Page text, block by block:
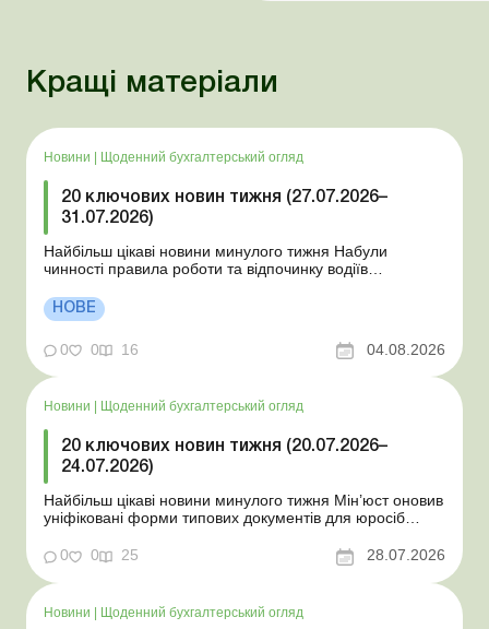
Кращі матеріали
Новини Щоденний бухгалтерський огляд
20 ключових новин тижня (27.07.2026–
31.07.2026)
Найбільш цікаві новини минулого тижня Набули
чинності правила роботи та відпочинку водіїв
стан Для сільгосппідприємств і ФОП запроваджено нові
одноразові статистичні форми З 2 серпня змінюється
порядок зарахування окремих періодів роботи до стр...
НОВЕ
0 0 16 04.08.2026
Новини Щоденний бухгалтерський огляд
20 ключових новин тижня (20.07.2026–
24.07.2026)
Найбільш цікаві новини минулого тижня Мін’юст оновив
уніфіковані форми типових документів для юросіб
координаційного центру з організації бронювання У
працівника виявлено статус «у розшуку»: що потрібно
0 0 25 28.07.2026
Новини | Щоденний бухгалтерський огляд